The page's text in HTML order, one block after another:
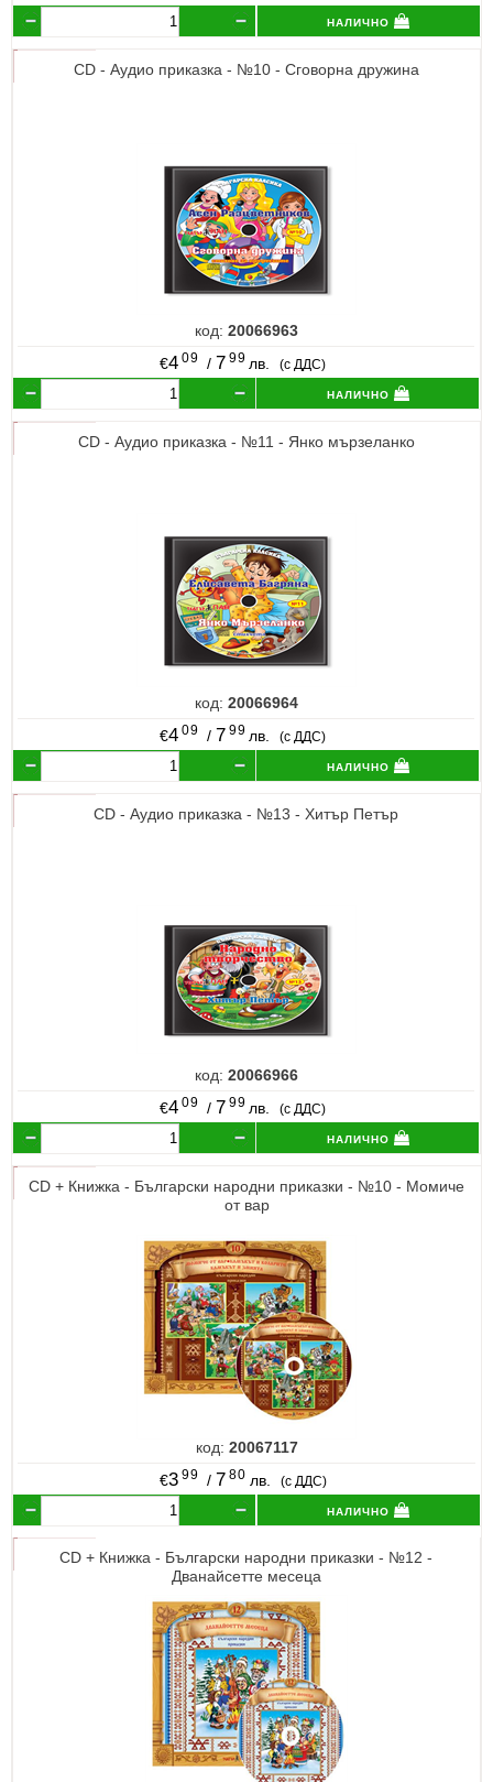
налично
CD - Аудио приказка - №10 - Сговорна дружина
код: 20066963
€4 09 / 7 99 лв. (с ДДС)
налично
CD - Аудио приказка - №11 - Янко мързеланко
код: 20066964
€4 09 / 7 99 лв. (с ДДС)
налично
CD - Аудио приказка - №13 - Хитър Петър
код: 20066966
€4 09 / 7 99 лв. (с ДДС)
налично
CD + Книжка - Български народни приказки - №10 - Момиче
от вар
код: 20067117
€3 99 / 7 80 лв. (с ДДС)
налично
CD + Книжка - Български народни приказки - №12 -
Дванайсетте месеца